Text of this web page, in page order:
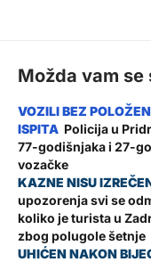
Možda vam se
Policija u
77-godišnjaka i 27-
vozačke
upozorenja svi se
koliko je turista u
zbog polugole šetnje